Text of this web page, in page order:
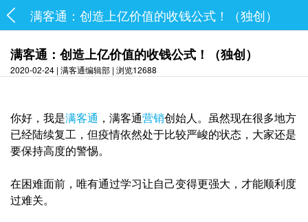
满客通：创造上亿价值的收钱公式！（独创）
满客通：创造上亿价值的收钱公式！（独创）
2020-02-24 | 满客通编辑部 | 浏览12688
你好，我是满客通 ，满客通营销创始人。虽然现在很多地方
已经陆续复工，但疫情依然处于比较严峻的状态，大家还是
要保持高度的警惕。
在困难面前，唯有通过学习让自己变得更强大，才能顺利度
过难关。